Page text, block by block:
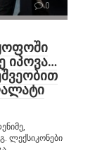
0
იპოვა…
ლექსიკონები